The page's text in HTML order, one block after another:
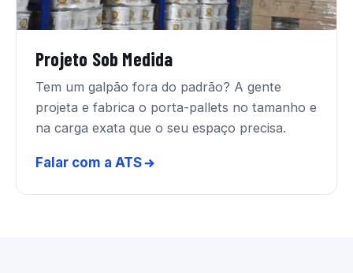
Projeto Sob Medida
Tem um galpão fora do padrão? A gente
projeta e fabrica o porta-pallets no tamanho e
na carga exata que o seu espaço precisa.
Falar com a ATS